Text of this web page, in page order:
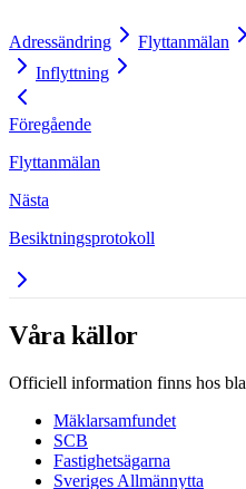
Adressändring Flyttanmälan
Inflyttning
Föregående
Flyttanmälan
Nästa
Besiktningsprotokoll
Våra källor
Officiell information finns hos
Mäklarsamfundet
SCB
Fastighetsägarna
Sveriges Allmännytta